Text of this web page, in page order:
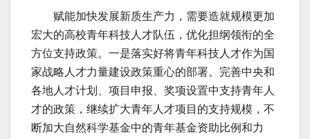
赋能加快发展新质生产力，需要造就规模更加
宏大的高校青年科技人才队伍，优化担纲领衔的全
方位支持政策。一是落实好将青年科技人才作为国
家战略人才力量建设政策重心的部署。完善中央和
各地人才计划、项目申报、奖项设置中支持青年人
才的政策，继续扩大青年人才项目的支持规模，不
断加大自然科学基金中的青年基金资助比例和力